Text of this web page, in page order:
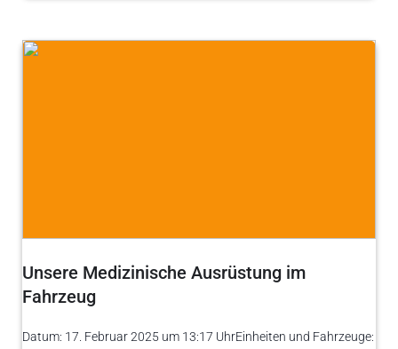
Unsere Medizinische Ausrüstung im
Fahrzeug
Datum: 17. Februar 2025 um 13:17 UhrEinheiten und Fahrzeuge: